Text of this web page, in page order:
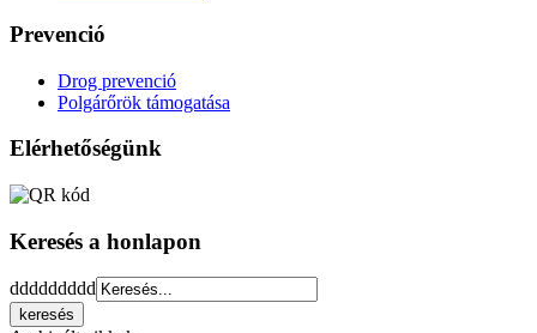
Prevenció
Drog prevenció
Polgárőrök támogatása
Elérhetőségünk
Keresés a honlapon
ddddddddd